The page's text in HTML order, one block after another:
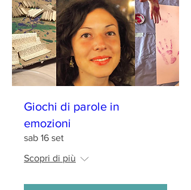
Giochi di parole in
emozioni
sab 16 set
Scopri di più